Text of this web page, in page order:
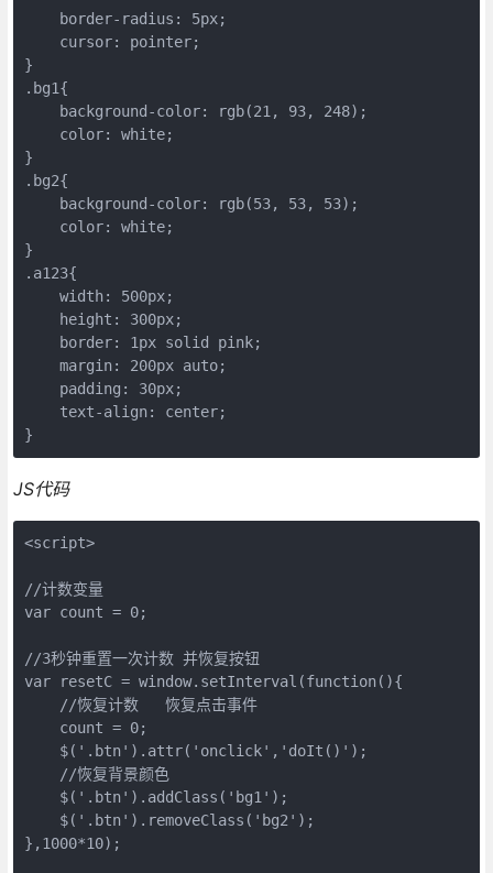
    border-radius: 5px;
    cursor: pointer;
}
.bg1{
    background-color: rgb(21, 93, 248);
    color: white;
}
.bg2{
    background-color: rgb(53, 53, 53);
    color: white;
}
.a123{
    width: 500px;
    height: 300px;
    border: 1px solid pink;
    margin: 200px auto;
    padding: 30px;
    text-align: center;
}
JS代码
<script>
//计数变量
var count = 0;
//3秒钟重置一次计数 并恢复按钮
var resetC = window.setInterval(function(){
    //恢复计数   恢复点击事件
    count = 0;
    $('.btn').attr('onclick','doIt()');
    //恢复背景颜色
    $('.btn').addClass('bg1');
    $('.btn').removeClass('bg2');
},1000*10);